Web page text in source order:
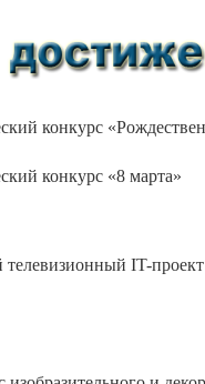
конкурс
конкурс «8 марта»
IT-